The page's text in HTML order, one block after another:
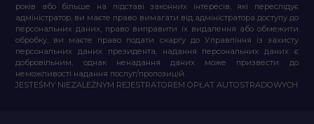
років або більше на підставі законних інтересів, які переслідує
адміністратор, ви маєте право вимагати від адміністратора доступу до
персональних даних, право виправити їх видалення або обмежити
обробку, ви маєте право подати скаргу до Управління із захисту
персональних даних президента, надання персональних даних є
добровільним, однак ненадання даних може призвести до
неможливості надання послуг/пропозицій.
JESTEŚMY NIEZALEŻNYM REJESTRATOREM OPŁAT AUTOSTRADOWYCH